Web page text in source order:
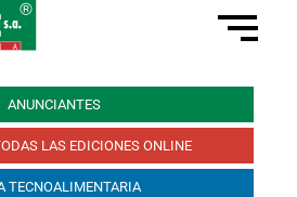
ANUNCIANTES
LAS EDICIONES ONLINE
TECNOALIMENTARIA